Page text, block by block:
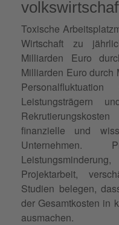
Toxische
Wirtschaft zu
Milliarden Euro
Milliarden Euro durch
Leistungsträgern
finanzielle und
Unternehmen.
Projektarbeit,
Studien belegen,
der Gesamtkosten in
ausmachen.